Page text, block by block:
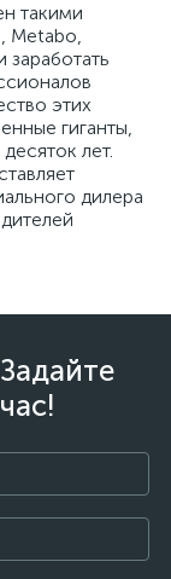
такими
Metabo,
заработать
этих
гиганты,
лет.
дилера